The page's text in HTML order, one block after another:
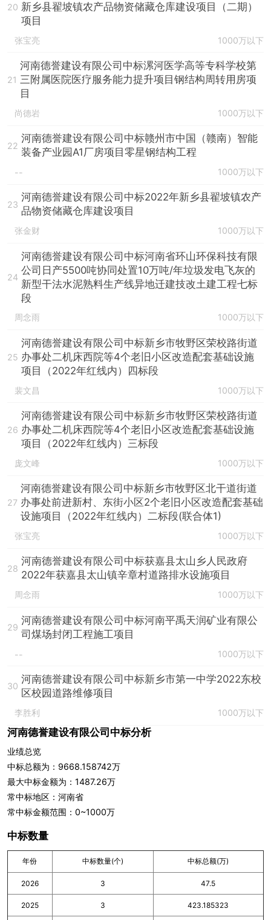
20 新乡县翟坡镇农产品物资储藏仓库建设项目（二期）
项目
张宝亮 1000万以下
21
河南德誉建设有限公司中标漯河医学高等专科学校第
三附属医院医疗服务能力提升项目钢结构周转用房项
目
尚德岩 1000万以下
22
河南德誉建设有限公司中标赣州市中国（赣南）智能
装备产业园A1厂房项目零星钢结构工程
-- 1000万以下
23
河南德誉建设有限公司中标2022年新乡县翟坡镇农产
品物资储藏仓库建设项目
张金财 1000万以下
24
河南德誉建设有限公司中标河南省环山环保科技有限
公司日产5500吨协同处置10万吨/年垃圾发电飞灰的
新型干法水泥熟料生产线异地迁建技改土建工程七标
段
周念雨 1000万以下
25
河南德誉建设有限公司中标新乡市牧野区荣校路街道
办事处二机床西院等4个老旧小区改造配套基础设施
项目（2022年红线内）四标段
裴文昌 1000万以下
26
河南德誉建设有限公司中标新乡市牧野区荣校路街道
办事处二机床西院等4个老旧小区改造配套基础设施
项目（2022年红线内）三标段
庞文峰 1000万以下
27
河南德誉建设有限公司中标新乡市牧野区北干道街道
办事处前进新村、东街小区2个老旧小区改造配套基础
设施项目（2022年红线内）二标段(联合体1)
张宝亮 1000万以下
28
河南德誉建设有限公司中标获嘉县太山乡人民政府
2022年获嘉县太山镇辛章村道路排水设施项目
周念雨 1000万以下
29
河南德誉建设有限公司中标河南平禹天润矿业有限公
司煤场封闭工程施工项目
-- 1000万以下
30
河南德誉建设有限公司中标新乡市第一中学2022东校
区校园道路维修项目
李胜利 1000万以下
河南德誉建设有限公司中标分析
业绩总览
中标总额为：9668.158742万
最大中标金额为：1487.26万
常中标地区：河南省
常中标金额范围：0~1000万
中标数量
年份 中标数量(个) 中标总额(万)
2026 3 47.5
2025 3 423.185323